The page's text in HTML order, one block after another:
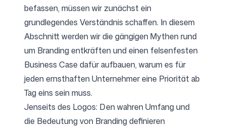
befassen, müssen wir zunächst ein
grundlegendes Verständnis schaffen. In diesem
Abschnitt werden wir die gängigen Mythen rund
um Branding entkräften und einen felsenfesten
Business Case dafür aufbauen, warum es für
jeden ernsthaften Unternehmer eine Priorität ab
Tag eins sein muss.
Jenseits des Logos: Den wahren Umfang und
die Bedeutung von Branding definieren